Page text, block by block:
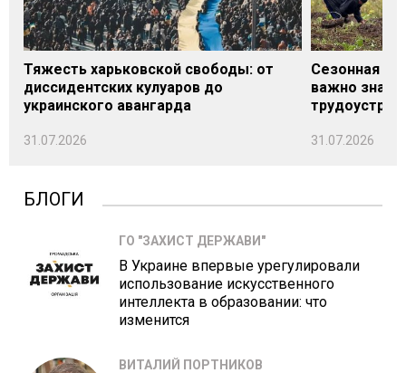
Тяжесть харьковской свободы: от
диссидентских кулуаров до
украинского авангарда
31.07.2026
Сезонная
важно знать
31.07.2026
БЛОГИ
ГО "ЗАХИСТ ДЕРЖАВИ"
В Украине впервые урегулировали
использование искусственного
интеллекта в образовании: что
изменится
ВИТАЛИЙ ПОРТНИКОВ